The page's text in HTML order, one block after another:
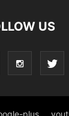
US
plus